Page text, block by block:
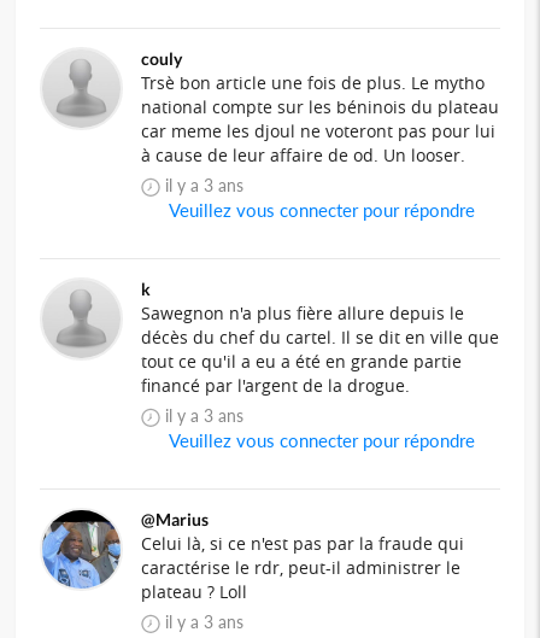
couly
Trsè bon article une fois de plus. Le mytho
national compte sur les béninois du plateau
car meme les djoul ne voteront pas pour lui
à cause de leur affaire de od. Un looser.
il y a 3 ans
Veuillez vous connecter pour répondre
k
Sawegnon n'a plus fière allure depuis le
décès du chef du cartel. Il se dit en ville que
tout ce qu'il a eu a été en grande partie
financé par l'argent de la drogue.
il y a 3 ans
Veuillez vous connecter pour répondre
@Marius
Celui là, si ce n'est pas par la fraude qui
caractérise le rdr, peut-il administrer le
plateau ? Loll
il y a 3 ans